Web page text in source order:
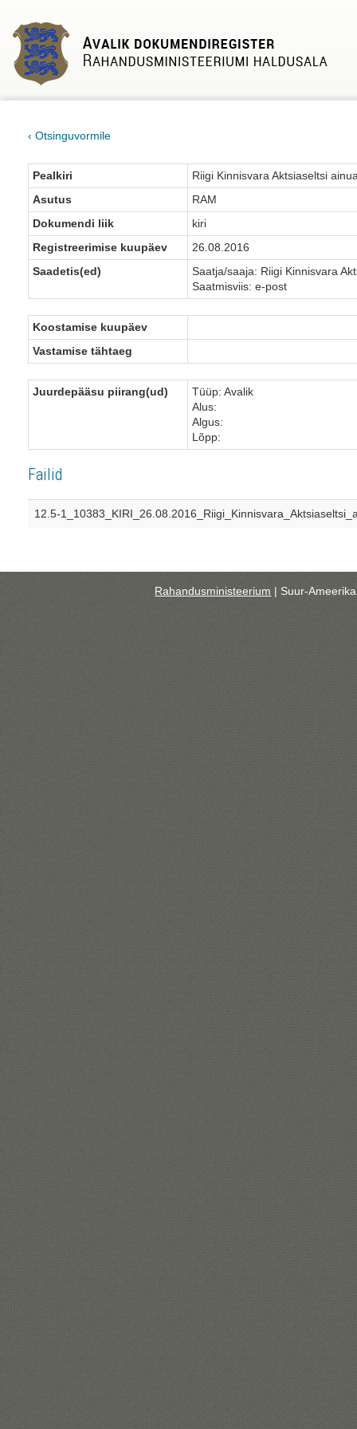
‹ Otsinguvormile
Pealkiri
Riigi Kinnisvara Aktsiaseltsi
Asutus
RAM
Dokumendi liik
kiri
Registreerimise kuupäev
26.08.2016
Saadetis(ed)
Saatja/saaja: Riigi Kinnisvara
Saatmisviis: e-post
Koostamise kuupäev
Vastamise tähtaeg
Juurdepääsu piirang(ud)
Tüüp: Avalik
Alus:
Algus:
Lõpp:
Failid
12.5-
Rahandusministeerium | Suur-